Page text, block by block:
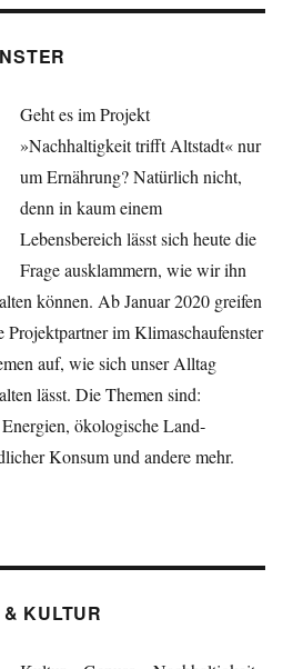
Geht es im Projekt
»Nachhaltigkeit trifft Altstadt« nur
um Ernährung? Natürlich nicht,
denn in kaum einem
Lebensbereich lässt sich heute die
Frage ausklammern, wie wir ihn
können. Ab Januar 2020 greifen
Projekt­partner im Klimaschaufenster
auf, wie sich unser Alltag
lässt. Die Themen sind:
öko­lo­gische Land­
Konsum und andere mehr.
KULTUR